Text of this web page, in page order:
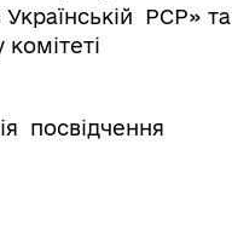
РСР» та
посвідчення